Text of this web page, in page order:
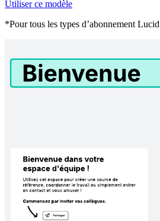
Utiliser ce modèle
*Pour tous les types d’abonnement Lucid